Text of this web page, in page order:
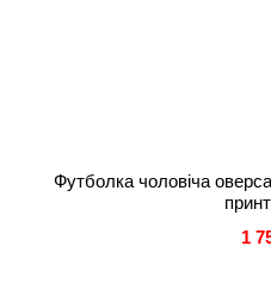
Футболка чоловіча
1